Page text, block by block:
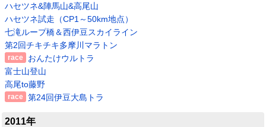
ハセツネ&陣馬山&高尾山
ハセツネ試走（CP1～50km地点）
七滝ループ橋＆西伊豆スカイライン
第2回チキチキ多摩川マラトン
おんたけウルトラ
富士山登山
高尾to藤野
第24回伊豆大島トラ
2011年